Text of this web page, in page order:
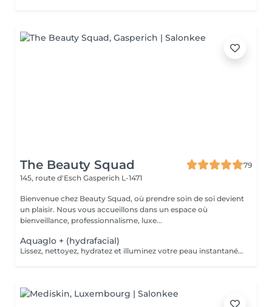
The Beauty Squad
79
145, route d'Esch Gasperich L-1471
Bienvenue chez Beauty Squad, où prendre soin de soi devient
un plaisir. Nous vous accueillons dans un espace où
bienveillance, professionnalisme, luxe...
Aquaglo + (hydrafacial)
Lissez, nettoyez, hydratez et illuminez votre peau instantanément grâce à notre soin Aquaglo+ et sa technologie exclusive. Ce soin est une véritable innovation inégalable dans la revitalisation d'une peau éclatante,Aquaglo + est 100% personnalisable en fonction de chaque état de peau. 1 soin : 145€ Forfait 5 soins : 650€